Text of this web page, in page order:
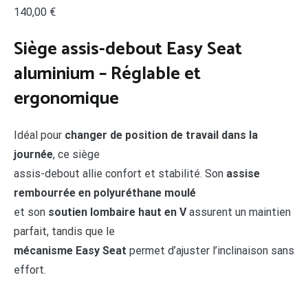
140,00 €
Siège assis-debout Easy Seat
aluminium – Réglable et
ergonomique
Idéal pour changer de position de travail dans la
journée, ce siège
assis-debout allie confort et stabilité. Son assise
rembourrée en polyuréthane moulé
et son soutien lombaire haut en Vassurent un maintien
parfait, tandis que le
mécanisme Easy Seat permet d’ajuster l’inclinaison sans
effort.